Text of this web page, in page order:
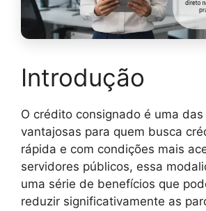
Introdução
O crédito consignado é uma
vantajosas para quem busca
rápida e com condições mais
servidores públicos, essa
uma série de benefícios que
reduzir significativamente as